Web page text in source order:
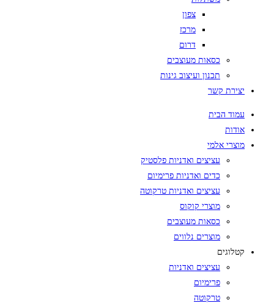
צפון
מרכז
דרום
כסאות מעוצבים
תכנון ועיצוב גינות
יצירת קשר
עמוד הבית
אודות
מוצרי אלמי
עציצים ואדניות פלסטיק
כדים ואדניות פרימיום
עציצים ואדניות טרקוטה
מוצרי קוקוס
כסאות מעוצבים
מוצרים נלווים
קטלוגים
עציצים ואדניות
פרימיום
טרקוטה